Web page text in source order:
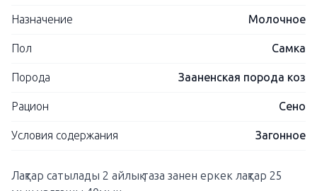
Назначение Молочное
Пол Самка
Порода Зааненская порода коз
Рацион Сено
Условия содержания Загонное
Лақтар сатылады 2 айлық таза занен еркек лақтар 25